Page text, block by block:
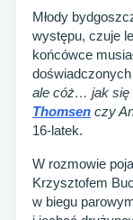
Młody
występu, czuje
końcówce
ale cóż… jak się
Thomsen czy
16-latek.
W rozmowie
Krzysztofem
w biegu